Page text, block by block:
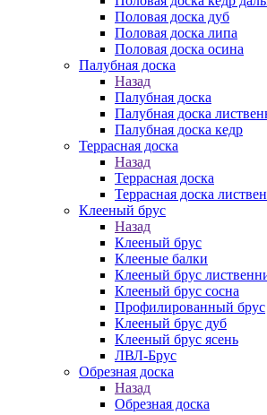
Половая доска дуб
Половая доска липа
Половая доска осина
Палубная доска
Назад
Палубная доска
Палубная доска
Палубная доска кедр
Террасная доска
Назад
Террасная доска
Террасная доска
Клееный брус
Назад
Клееный брус
Клееные балки
Клееный брус
Клееный брус сосна
Профилированный брус
Клееный брус дуб
Клееный брус ясень
ЛВЛ-Брус
Обрезная доска
Назад
Обрезная доска